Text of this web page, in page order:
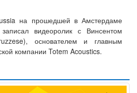
на прошедшей в Амстердаме
видеоролик с Винсентом
основателем и главным
компании Totem Acoustics.